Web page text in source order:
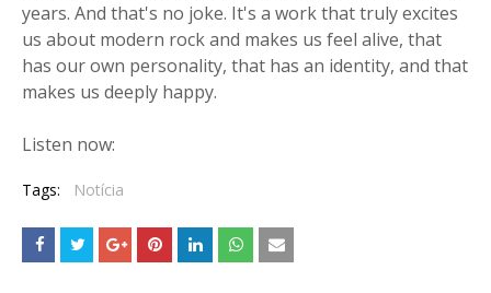
years. And that's no joke. It's a work that truly excites
us about modern rock and makes us feel alive, that
has our own personality, that has an identity, and that
makes us deeply happy.
Listen now:
Tags: Notícia